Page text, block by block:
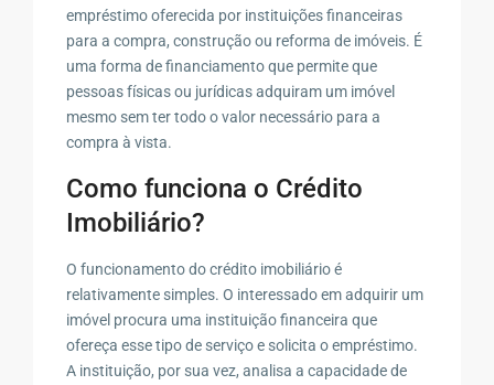
empréstimo oferecida por instituições financeiras
para a compra, construção ou reforma de imóveis. É
uma forma de financiamento que permite que
pessoas físicas ou jurídicas adquiram um imóvel
mesmo sem ter todo o valor necessário para a
compra à vista.
Como funciona o Crédito
Imobiliário?
O funcionamento do crédito imobiliário é
relativamente simples. O interessado em adquirir um
imóvel procura uma instituição financeira que
ofereça esse tipo de serviço e solicita o empréstimo.
A instituição, por sua vez, analisa a capacidade de